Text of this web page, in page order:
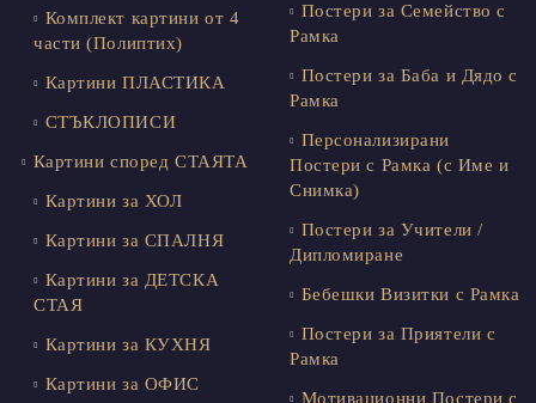
Комплект картини от 4
части (Полиптих)
Картини ПЛАСТИКА
СТЪКЛОПИСИ
Картини според СТАЯТА
Картини за ХОЛ
Картини за СПАЛНЯ
Картини за ДЕТСКА
СТАЯ
Картини за КУХНЯ
Картини за ОФИС
Постери за Семейство с
Рамка
Постери за Баба и Дядо с
Рамка
Персонализирани
Постери с Рамка (с Име и
Снимка)
Постери за Учители /
Дипломиране
Бебешки Визитки с Рамка
Постери за Приятели с
Рамка
Мотивационни Постери с